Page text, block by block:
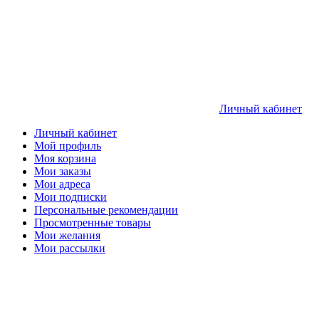
Личный кабинет
Личный кабинет
Мой профиль
Моя корзина
Мои заказы
Мои адреса
Мои подписки
Персональные рекомендации
Просмотренные товары
Мои желания
Мои рассылки